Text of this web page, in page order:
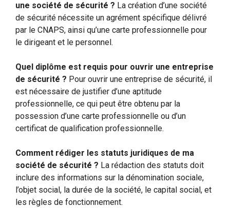
une société de sécurité ? La création d’une société
de sécurité nécessite un agrément spécifique délivré
par le CNAPS, ainsi qu’une carte professionnelle pour
le dirigeant et le personnel.
Quel diplôme est requis pour ouvrir une entreprise
de sécurité ? Pour ouvrir une entreprise de sécurité, il
est nécessaire de justifier d’une aptitude
professionnelle, ce qui peut être obtenu par la
possession d’une carte professionnelle ou d’un
certificat de qualification professionnelle.
Comment rédiger les statuts juridiques de ma
société de sécurité ? La rédaction des statuts doit
inclure des informations sur la dénomination sociale,
l’objet social, la durée de la société, le capital social, et
les règles de fonctionnement.